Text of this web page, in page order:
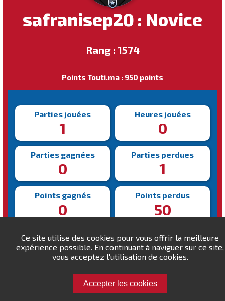
Ce site utilise des cookies pour vous offrir la meilleure
expérience possible. En continuant à naviguer sur ce site,
vous acceptez l'utilisation de cookies.
Accepter les cookies
safranisep20 : Novice
Rang : 1574
Points Touti.ma : 950 points
Parties jouées
1
Heures jouées
0
Parties gagnées
0
Parties perdues
1
Points gagnés
0
Points perdus
50
Victoire la plus rapide
N/A
Victoire la plus lente
N/A
Défiez safranisep20 !